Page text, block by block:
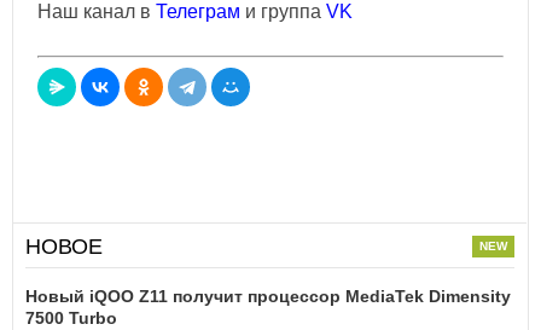
Наш канал в Телеграм и группа VK
НОВОЕ
Новый iQOO Z11 получит процессор MediaTek Dimensity
7500 Turbo